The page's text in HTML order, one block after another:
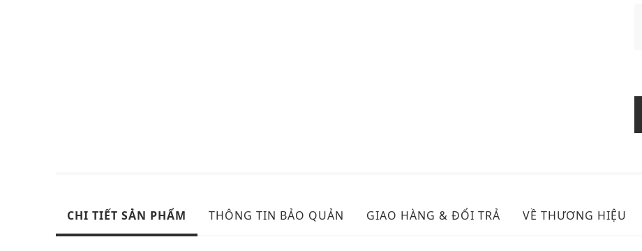
CHI TIẾT SẢN PHẨM THÔNG TIN BẢO QUẢN GIAO HÀNG & ĐỔI TRẢ VỀ THƯƠNG HIỆU